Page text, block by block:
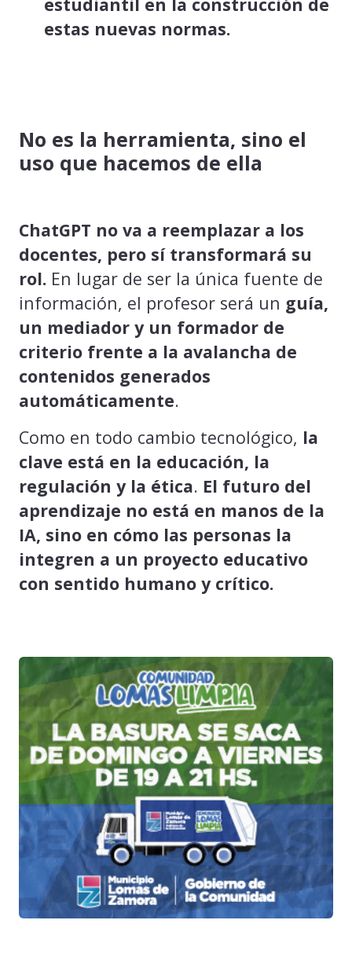
estas nuevas normas.
No es la herramienta, sino el
uso que hacemos de ella
ChatGPT no va a reemplazar a los
docentes, pero sí transformará su
rol. En lugar de ser la única fuente de
información, el profesor será un guía,
un mediador y un formador de
criterio frente a la avalancha de
contenidos generados
automáticamente.
Como en todo cambio tecnológico, la
clave está en la educación, la
regulación y la ética. El futuro del
aprendizaje no está en manos de la
IA, sino en cómo las personas la
integren a un proyecto educativo
con sentido humano y crítico.